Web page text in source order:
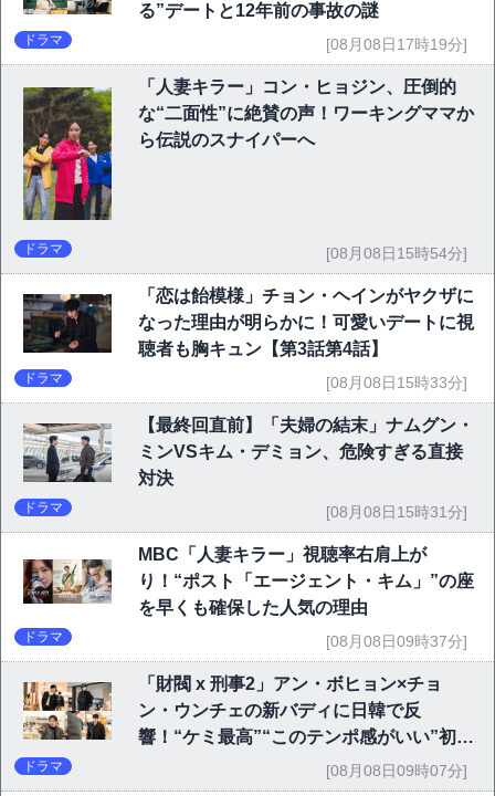
る”デートと12年前の事故の謎
ドラマ [08月08日17時19分]
「人妻キラー」コン・ヒョジン、圧倒的
な“二面性”に絶賛の声！ワーキングママか
ら伝説のスナイパーへ
ドラマ [08月08日15時54分]
「恋は飴模様」チョン・ヘインがヤクザに
なった理由が明らかに！可愛いデートに視
聴者も胸キュン【第3話第4話】
ドラマ [08月08日15時33分]
【最終回直前】「夫婦の結末」ナムグン・
ミンVSキム・デミョン、危険すぎる直接
対決
ドラマ [08月08日15時31分]
MBC「人妻キラー」視聴率右肩上が
り！“ポスト「エージェント・キム」”の座
を早くも確保した人気の理由
ドラマ [08月08日09時37分]
「財閥 x 刑事2」アン・ボヒョン×チョ
ン・ウンチェの新バディに日韓で反
響！“ケミ最高”“このテンポ感がいい”初回
ドラマ [08月08日09時07分]